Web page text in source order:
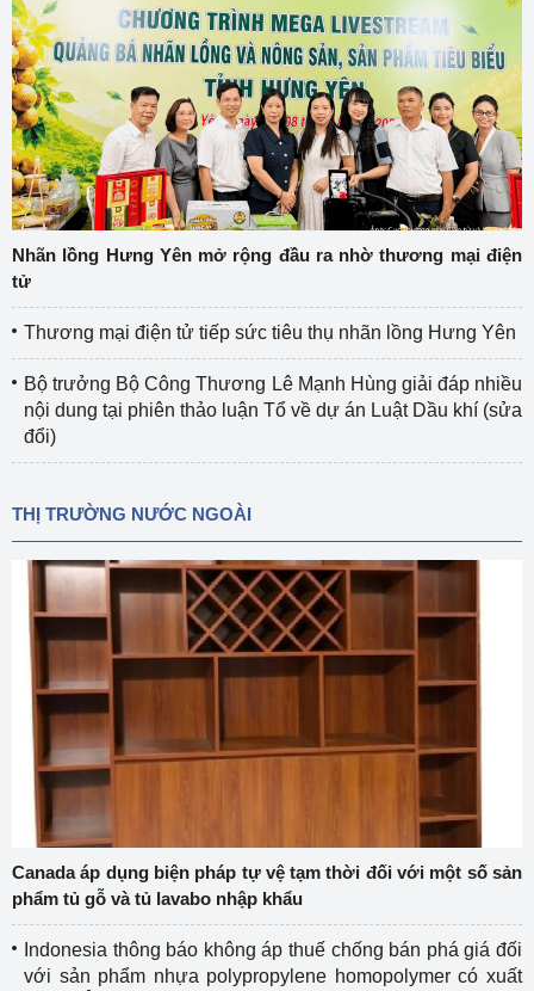
Nhãn lồng Hưng Yên mở rộng đầu ra nhờ thương mại điện
tử
Thương mại điện tử tiếp sức tiêu thụ nhãn lồng Hưng Yên
Bộ trưởng Bộ Công Thương Lê Mạnh Hùng giải đáp nhiều
nội dung tại phiên thảo luận Tổ về dự án Luật Dầu khí (sửa
đổi)
THỊ TRƯỜNG NƯỚC NGOÀI
Canada áp dụng biện pháp tự vệ tạm thời đối với một số sản
phẩm tủ gỗ và tủ lavabo nhập khẩu
Indonesia thông báo không áp thuế chống bán phá giá đối
với sản phẩm nhựa polypropylene homopolymer có xuất